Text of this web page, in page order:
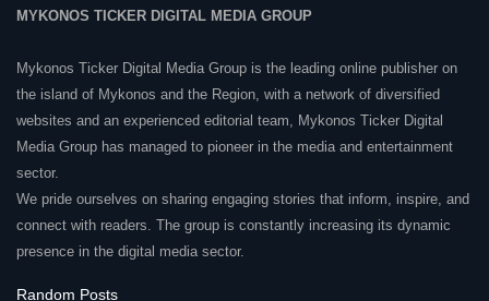
MYKONOS TICKER DIGITAL MEDIA GROUP
Mykonos Ticker Digital Media Group is the leading online publisher on
the island of Mykonos and the Region, with a network of diversified
websites and an experienced editorial team, Mykonos Ticker Digital
Media Group has managed to pioneer in the media and entertainment
sector.
We pride ourselves on sharing engaging stories that inform, inspire, and
connect with readers. The group is constantly increasing its dynamic
presence in the digital media sector.
Random Posts